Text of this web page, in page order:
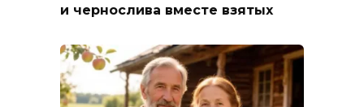
и чернослива вместе взятых